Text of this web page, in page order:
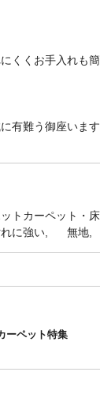
くくお手入れも
有難う御座います
トカーペット・
に強い 無地
ーペット特集